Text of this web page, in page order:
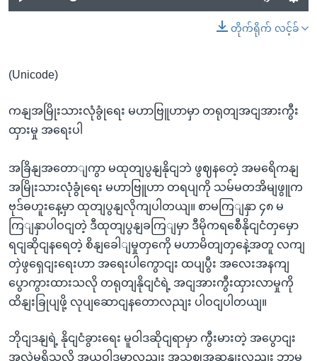
တိုက်ရိုက် လင့်ခ်
(Unicode)
ကနျအမြိုးသားလုံခွုံရေး မဟာဗြူဟာမှာ တရုတျအငျအားကွီး
ထှားမှု အရေးပါ
အခြိနျအတောျကွာ မထုတျပွနျနိုငျဘဲ ဖွဈနတေဲ့ အမရေိကနျ
အမြိုးသားလုံခွုံရေး မဟာဗြူဟာ တရပျကို သမ်မတအိမျဖွူက
ဗုဒ်ဓဟူးနေ့မှာ ထုတျပွနျလိုကျပါတယျ။ စာမကြျနှာ ၄၈ မ
ကြျနှာပါဝငျတဲ့ ဒီထုတျပွနျခကြျမှာ ဒီမိုကရစေီနိုငျငံတှမှော
ရငျဆိုငျနရေတဲ့ စိနျခေါျမှုတှကေို မဟာမိတျတှနေဲ့အတူ လကျ
တှဲဖွရှေငျးရေးဟာ အရေးပါကွောငျး ထပျပွီး အလေးအနကျ
ပွောကွားထားသလို တရုတျနိုငျငံရဲ့ အငျအားကွီးထှားလာမှုကို
ထိနျးခြုပျဖို့ လုပျဆောငျနတောလညျး ပါဝငျပါတယျ။
ဘိုငျဒနျရဲ့ နိုငျငံခွားရေး မူဝါဒဆိုငျရာမှာ ကွီးမားတဲ့ အပွောငျး
အလဲမရှိသလို အယူဝါဒမှာလညျး အသဈအဆနျးလညျး ဘာမှ